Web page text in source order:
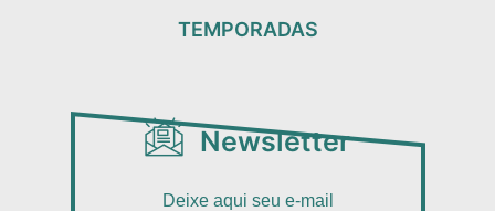
TEMPORADAS
Newsletter
Deixe aqui seu e-mail